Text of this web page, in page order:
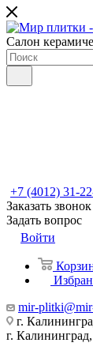
Салон
+7 (4012) 31-
Заказать звонок
Задать вопрос
Войти
mir-
г.
г.